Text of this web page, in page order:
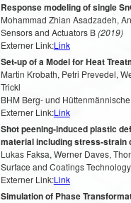
Response modeling of single
Mohammad Zhian Asadzadeh,
Sensors and Actuators B(2019)
Externer Link:Link
Set-up of a Model for Heat
Martin Krobath, Petri Prevedel,
Trickl
BHM Berg- und
Externer Link:Link
Shot peening-induced plastic
material including stress-strain
Lukas Faksa, Werner Daves,
Surface and Coatings Technology
Externer Link:Link
Simulation of Phase